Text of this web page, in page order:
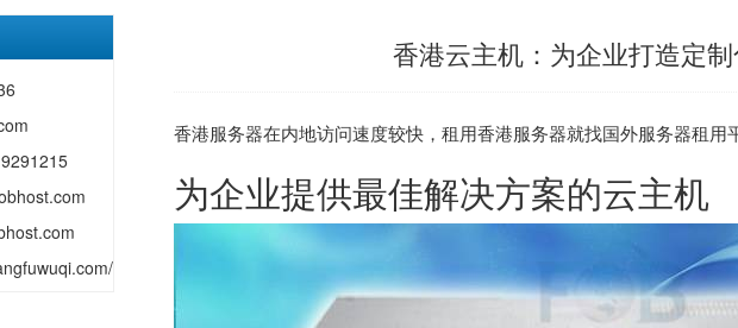
香港云主机：为企业打造定
香港服务器在内地访问速度较快，租用香港服务器就找国外服务器租用
为企业提供最佳解决方案的云主机